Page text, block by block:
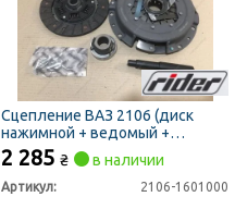
Сцепление ВАЗ 2106 (диск
нажимной + ведомый +
подшипник) с пауком (RIDER)
2 285 ₴ в наличии
Артикул:
2106-1601000